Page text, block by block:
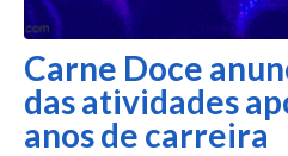
Carne Doce
das atividades
anos de carreira